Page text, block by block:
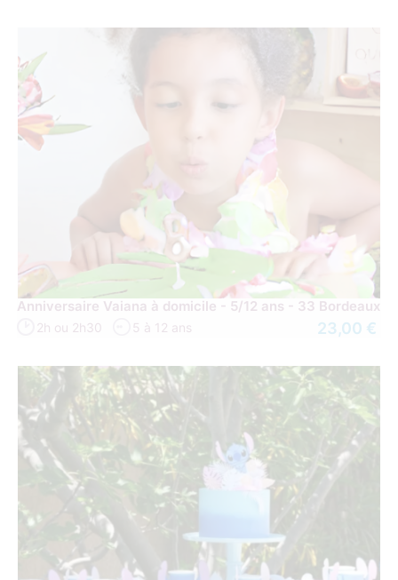
Anniversaire Vaiana à domicile - 5/12 ans - 33 Bordeaux
2h ou 2h30 5 à 12 ans 23,00 €